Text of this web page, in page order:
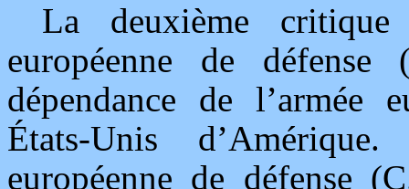
La deuxième
européenne de
dépendance de l’armée
États-Unis
européenne de défense